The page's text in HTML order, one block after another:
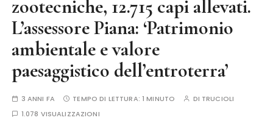
zootecniche, 12.715 capi allevati.
L’assessore Piana: ‘Patrimonio
ambientale e valore
paesaggistico dell’entroterra’
3 ANNI FA TEMPO DI LETTURA:1 MINUTO DI TRUCIOLI
1.078 VISUALIZZAZIONI